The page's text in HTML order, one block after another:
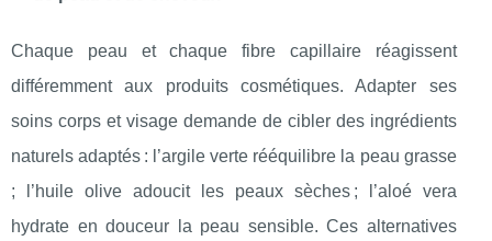
Chaque peau et chaque fibre capillaire réagissent
différemment aux produits cosmétiques. Adapter ses
soins corps et visage demande de cibler des ingrédients
naturels adaptés : l’argile verte rééquilibre la peau grasse
; l’huile olive adoucit les peaux sèches ; l’aloé vera
hydrate en douceur la peau sensible. Ces alternatives